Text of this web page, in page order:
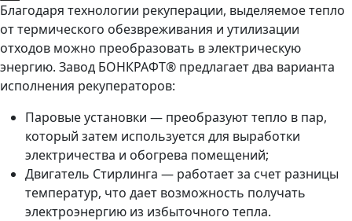
Благодаря технологии рекуперации, выделяемое тепло
от термического обезвреживания и утилизации
отходов можно преобразовать в электрическую
энергию. Завод БОНКРАФТ® предлагает два варианта
исполнения рекуператоров:
Паровые установки — преобразуют тепло в пар,
который затем используется для выработки
электричества и обогрева помещений;
Двигатель Стирлинга — работает за счет разницы
температур, что дает возможность получать
электроэнергию из избыточного тепла.